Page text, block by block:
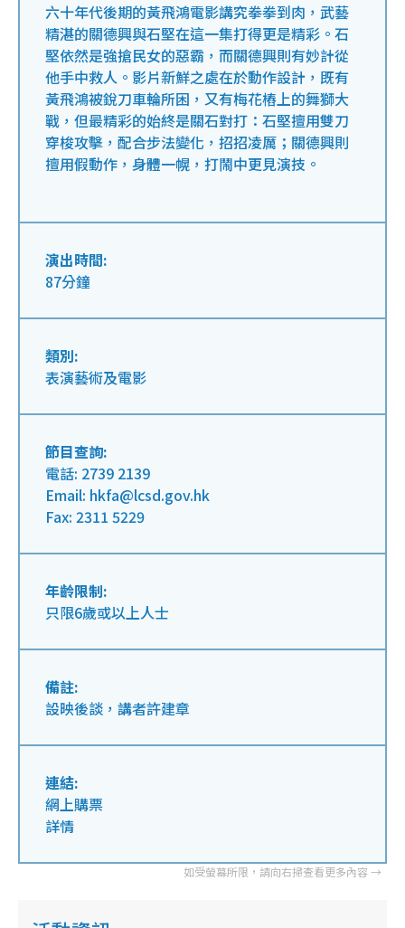
六十年代後期的黃飛鴻電影講究拳拳到肉，武藝
精湛的關德興與石堅在這一集打得更是精彩。石
堅依然是強搶民女的惡霸，而關德興則有妙計從
他手中救人。影片新鮮之處在於動作設計，既有
黃飛鴻被銳刀車輪所困，又有梅花樁上的舞獅大
戰，但最精彩的始終是關石對打：石堅擅用雙刀
穿梭攻擊，配合步法變化，招招凌厲；關德興則
擅用假動作，身體一幌，打鬧中更見演技。
演出時間:
87分鐘
類別:
表演藝術及電影
節目查詢:
電話: 2739 2139
Email: hkfa@lcsd.gov.hk
Fax: 2311 5229
年齡限制:
只限6歲或以上人士
備註:
設映後談，講者許建章
連結:
網上購票
詳情